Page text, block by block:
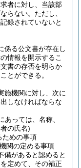
者に対し、当該部
らない。 ただし、
録されていないと
係る公文書が存在し
情報を開示するこ
書の存否を明らか
とができる。
施機関に対し、次に
しなければならな
あっては、名称、
の氏名)
ための事項
関の定める事項
備があると認めると
定めて、その補正